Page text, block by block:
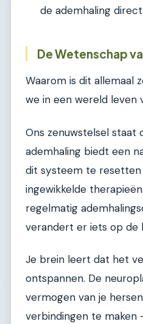
de ademhaling
De Wetenschap
Waarom is dit allemaal
we in een wereld leven
Ons zenuwstelsel staat
ademhaling biedt een
dit systeem te
ingewikkelde
regelmatig
verandert er iets op de
Je brein leert dat het
ontspannen. De
vermogen van je
verbindingen te maken